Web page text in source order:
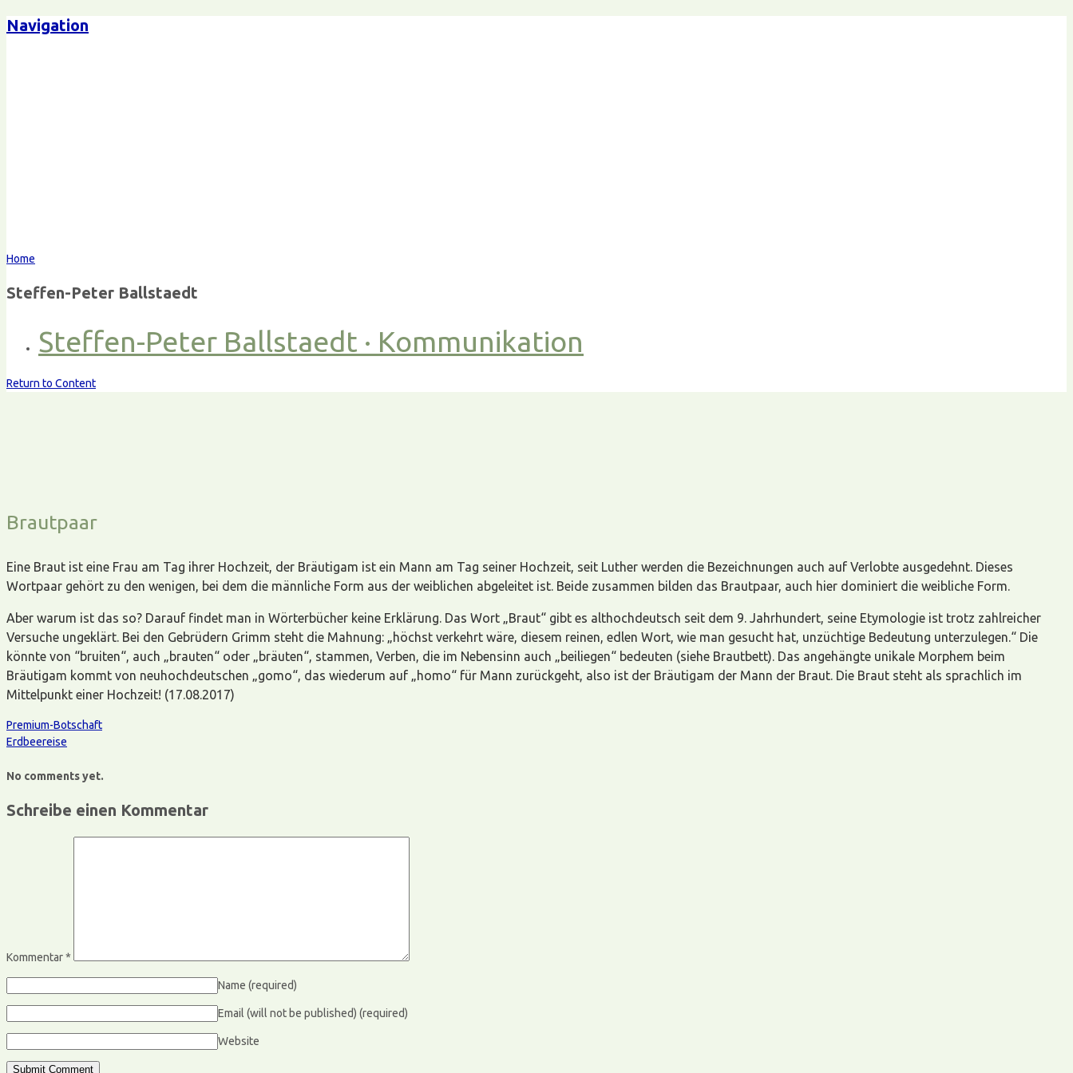
Navigation
Home
Steffen-Peter Ballstaedt
Steffen-Peter Ballstaedt · Kommunikation
Return to Content
Brautpaar
Eine Braut ist eine Frau am Tag ihrer Hochzeit, der Bräutigam ist ein Mann am Tag seiner Hochzeit, seit Luther werden die Bezeichnungen auch auf Verlobte ausgedehnt. Dieses
Wortpaar gehört zu den wenigen, bei dem die männliche Form aus der weiblichen abgeleitet ist. Beide zusammen bilden das Brautpaar, auch hier dominiert die weibliche Form.
Aber warum ist das so? Darauf findet man in Wörterbücher keine Erklärung. Das Wort „Braut“ gibt es althochdeutsch seit dem 9. Jahrhundert, seine Etymologie ist trotz zahlreicher
Versuche ungeklärt. Bei den Gebrüdern Grimm steht die Mahnung: „höchst verkehrt wäre, diesem reinen, edlen Wort, wie man gesucht hat, unzüchtige Bedeutung unterzulegen.“ Die
könnte von “bruiten“, auch „brauten“ oder „bräuten“, stammen, Verben, die im Nebensinn auch „beiliegen“ bedeuten (siehe Brautbett). Das angehängte unikale Morphem beim
Bräutigam kommt von neuhochdeutschen „gomo“, das wiederum auf „homo“ für Mann zurückgeht, also ist der Bräutigam der Mann der Braut. Die Braut steht als sprachlich im
Mittelpunkt einer Hochzeit! (17.08.2017)
Premium-Botschaft
Erdbeereise
No comments yet.
Schreibe einen Kommentar
Kommentar*
Name (required)
Email (will not be published) (required)
Website